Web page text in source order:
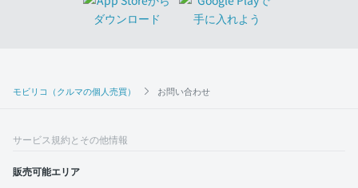
モビリコ（クルマの個人売買） お問い合わせ
サービス規約とその他情報
販売可能エリア